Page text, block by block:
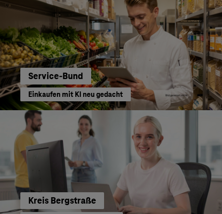
Service-Bund
Einkaufen mit KI neu gedacht
Kreis Bergstraße